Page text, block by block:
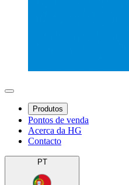
Produtos
Pontos de venda
Acerca da HG
Contacto
PT